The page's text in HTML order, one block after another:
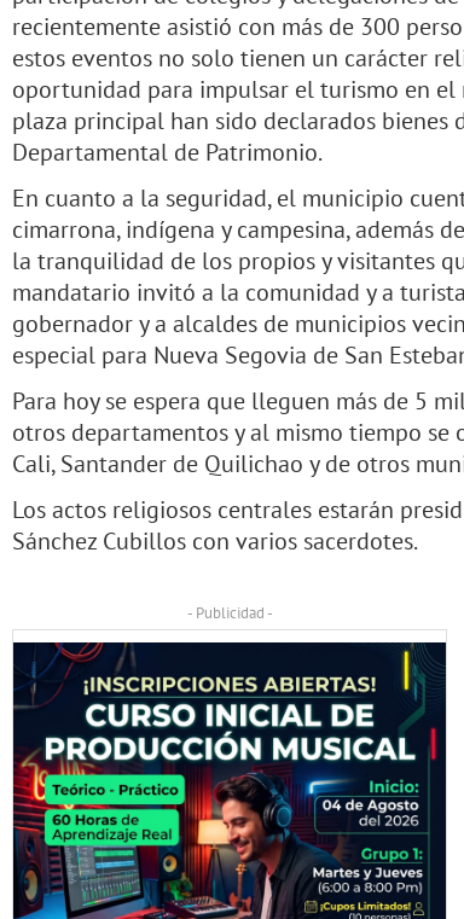
recientemente asistió con más de 300
estos eventos no solo tienen un carácter
oportunidad para impulsar el turismo en
plaza principal han sido declarados bienes
Departamental de Patrimonio.
En cuanto a la seguridad, el municipio
cimarrona, indígena y campesina, además
la tranquilidad de los propios y visitantes
mandatario invitó a la comunidad y a
gobernador y a alcaldes de municipios
especial para Nueva Segovia de San
Para hoy se espera que lleguen más de 5
otros departamentos y al mismo tiempo se
Cali, Santander de Quilichao y de otros
Los actos religiosos centrales estarán
Sánchez Cubillos con varios sacerdotes.
- Publicidad -